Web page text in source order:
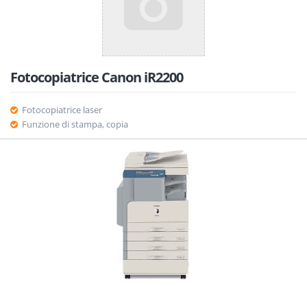
Fotocopiatrice Canon iR2200
Fotocopiatrice laser
Funzione di stampa, copia